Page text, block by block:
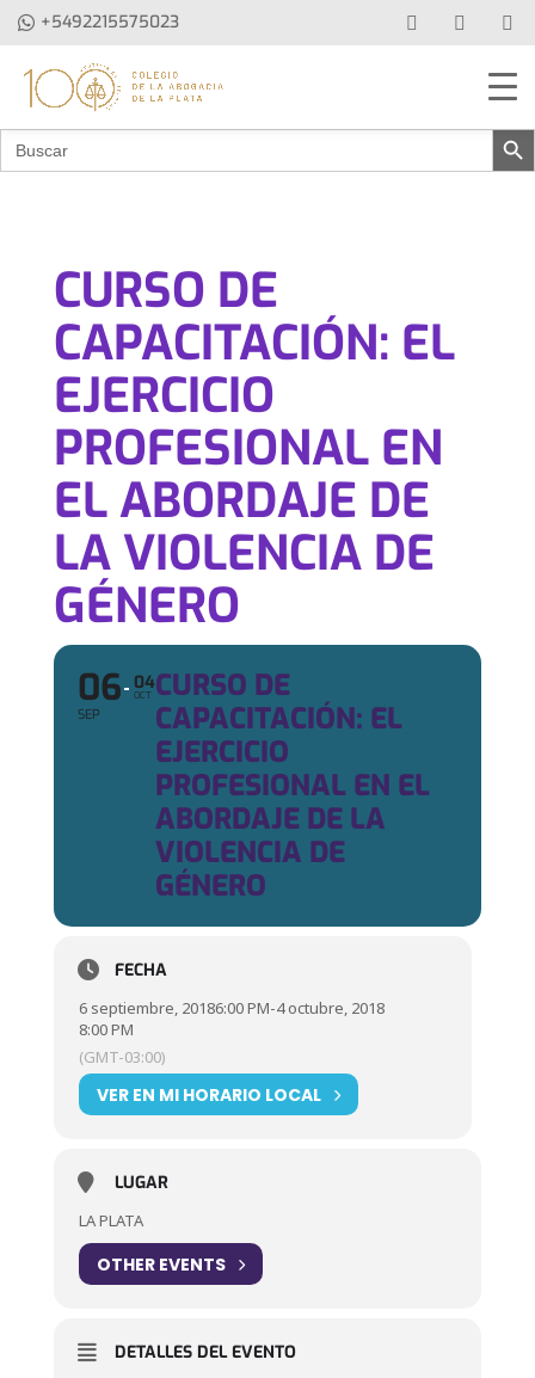
+5492215575023
Buscar: Botón de
CURSO DE
CAPACITACIÓN: EL
EJERCICIO
PROFESIONAL EN
EL ABORDAJE DE
LA VIOLENCIA DE
GÉNERO
06
SEP
04
OCT CURSO DE
CAPACITACIÓN: EL
EJERCICIO
PROFESIONAL EN EL
ABORDAJE DE LA
VIOLENCIA DE
GÉNERO
FECHA
6 septiembre, 20186:00 PM-4 octubre, 2018
8:00 PM
(GMT-03:00)
VER EN MI HORARIO LOCAL
LUGAR
LA PLATA
OTHER EVENTS
DETALLES DEL EVENTO